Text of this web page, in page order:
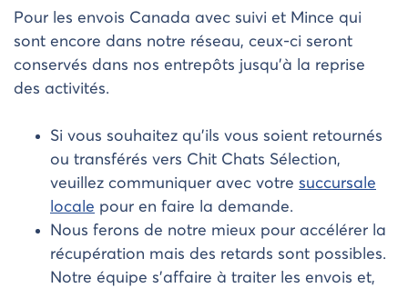
Pour les envois Canada avec suivi et Mince qui
sont encore dans notre réseau, ceux-ci seront
conservés dans nos entrepôts jusqu’à la reprise
des activités.
Si vous souhaitez qu’ils vous soient retournés
ou transférés vers Chit Chats Sélection,
veuillez communiquer avec votre succursale
locale pour en faire la demande.
Nous ferons de notre mieux pour accélérer la
récupération mais des retards sont possibles.
Notre équipe s’affaire à traiter les envois et,